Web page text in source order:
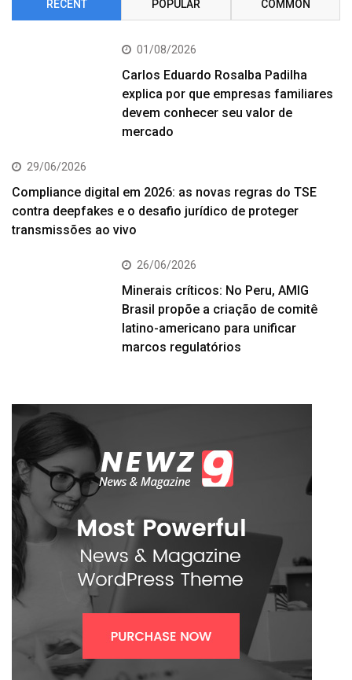
RECENT POPULAR COMMON
01/08/2026
Carlos Eduardo Rosalba Padilha
explica por que empresas familiares
devem conhecer seu valor de
mercado
29/06/2026
Compliance digital em 2026: as novas regras do TSE
contra deepfakes e o desafio jurídico de proteger
transmissões ao vivo
26/06/2026
Minerais críticos: No Peru, AMIG
Brasil propõe a criação de comitê
latino-americano para unificar
marcos regulatórios